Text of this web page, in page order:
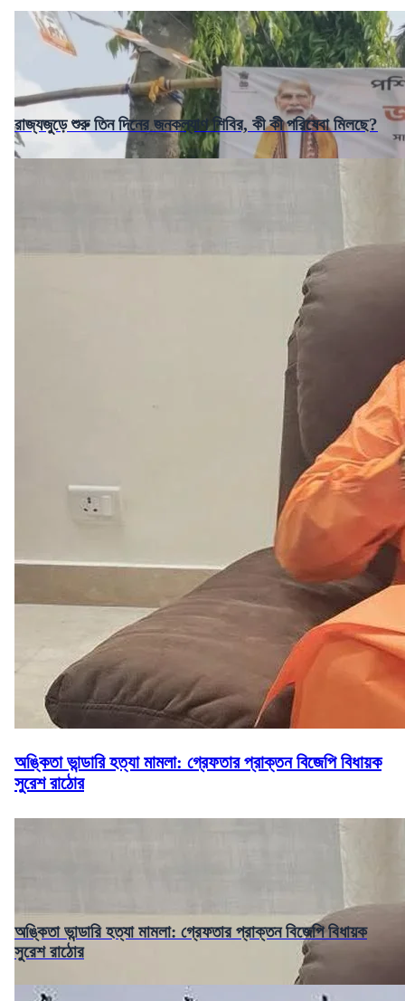
রাজ্যজুড়ে শুরু তিন দিনের জনকল্যাণ শিবির, কী কী পরিষেবা মিলছে?
অঙ্কিতা ভান্ডারি হত্যা মামলা: গ্রেফতার প্রাক্তন বিজেপি বিধায়ক
সুরেশ রাঠোর
অঙ্কিতা ভান্ডারি হত্যা মামলা: গ্রেফতার প্রাক্তন বিজেপি বিধায়ক
সুরেশ রাঠোর